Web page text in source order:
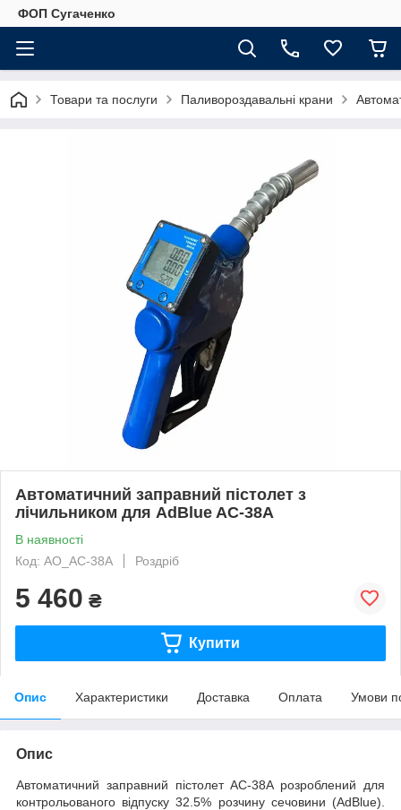
ФОП Сугаченко
Товари та послуги Паливороздавальні крани
Автоматичний заправний пістолет з
лічильником для AdBlue AC-38A
В наявності
Код: AO_AC-38A
Роздріб
5 460 ₴
Купити
Опис Характеристики Доставка Оплата Умови
Опис
Автоматичний заправний пістолет AC-38A розроблений для
контрольованого відпуску 32.5% розчину сечовини (AdBlue).